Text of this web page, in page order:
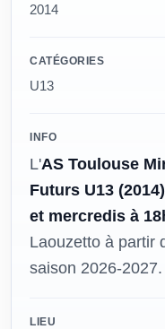
2014
CATÉGORIES
U13
INFO
L'AS Toulouse
Futurs U13 (2014)
et mercredis à
Laouzetto à partir
saison 2026-2027.
LIEU